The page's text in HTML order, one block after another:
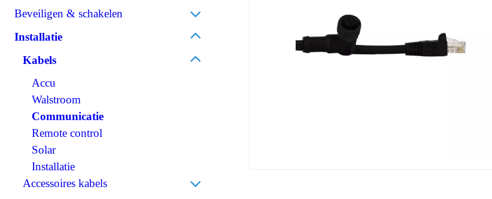
Omvormen/laden combi
Omvormen DC/AC
120V Producten
IEC/UK Producten
Accessoires Omvormen & laden
AGM
Spiraalcel
Tractie
OPzS
OPzV
Accessoires accu's
Zonnepanelen
Omvormers zonnepanelen
Beveiligen & schakelen
Omschakelautomaten
Isolatiebewakers
Zekeringhouders
Schakelaars
Relais
Scheidingstransformatoren
BMS (Battery Management System)
Installatie
Kabels
Accu
Walstroom
Communicatie
Remote control
Solar
Installatie
Accessoires kabels